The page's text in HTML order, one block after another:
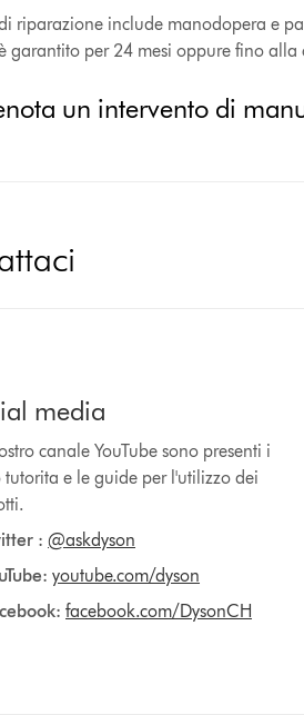
riparazione include manodopera e
garantito per 24 mesi oppure fino
un intervento di
media
canale YouTube sono presenti i
tutorita e le guide per l'utilizzo dei
: @askdyson
youtube.com/dyson
facebook.com/DysonCH